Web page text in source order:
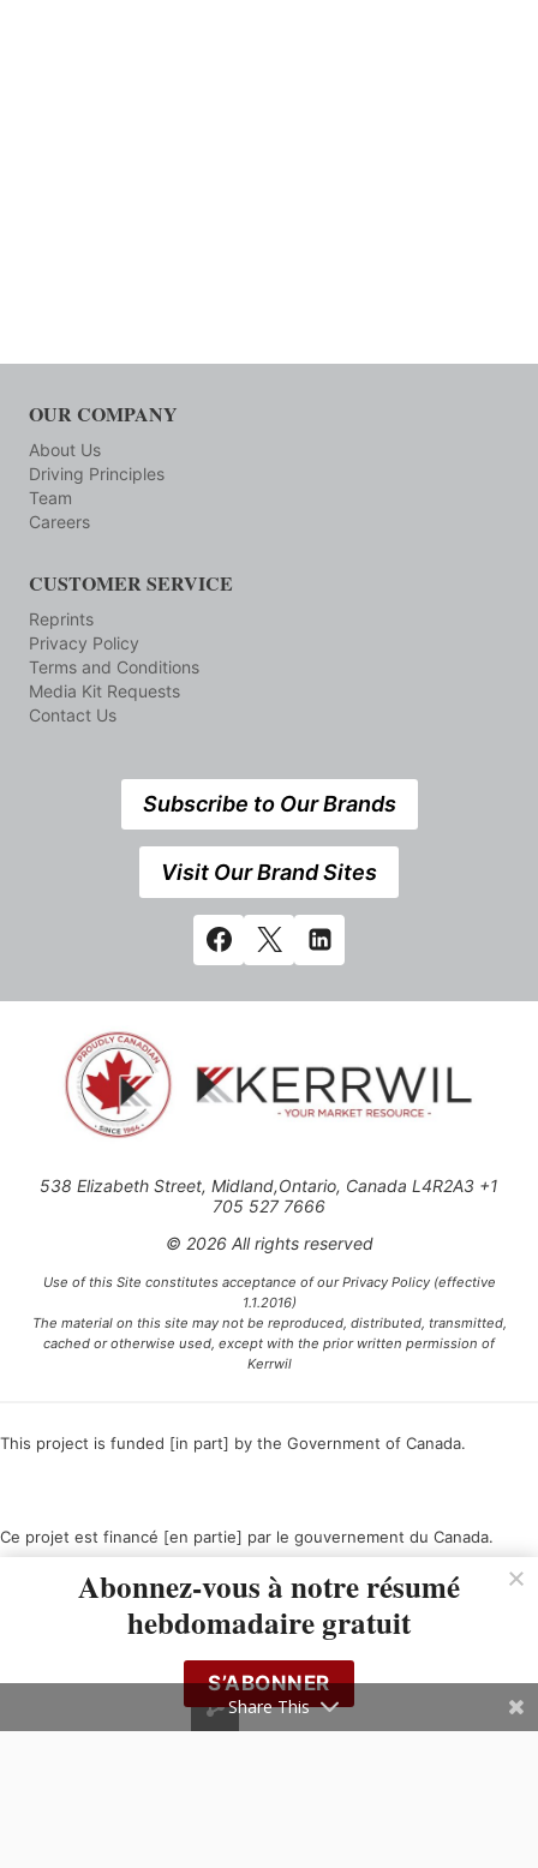
OUR COMPANY
About Us
Driving Principles
Team
Careers
CUSTOMER SERVICE
Reprints
Privacy Policy
Terms and Conditions
Media Kit Requests
Contact Us
Subscribe to Our Brands
Visit Our Brand Sites
538 Elizabeth Street, Midland,Ontario, Canada L4R2A3 +1
705 527 7666
© 2026 All rights reserved
Use of this Site constitutes acceptance of our Privacy Policy (effective
1.1.2016)
The material on this site may not be reproduced, distributed, transmitted,
cached or otherwise used, except with the prior written permission of
Kerrwil
This project is funded [in part] by the Government of Canada.
Ce projet est financé [en partie] par le gouvernement du Canada.
Abonnez-vous à notre résumé
hebdomadaire gratuit
S’ABONNER
Share This